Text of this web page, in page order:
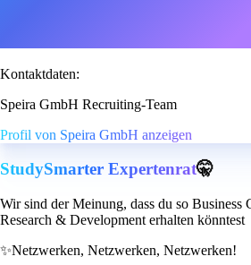
Kontaktdaten:
Speira GmbH Recruiting-Team
Profil von Speira GmbH anzeigen
StudySmarter Expertenrat🤫
Wir sind der Meinung, dass du so
Research & Development erhalten könntest
✨Netzwerken, Netzwerken, Netzwerken!